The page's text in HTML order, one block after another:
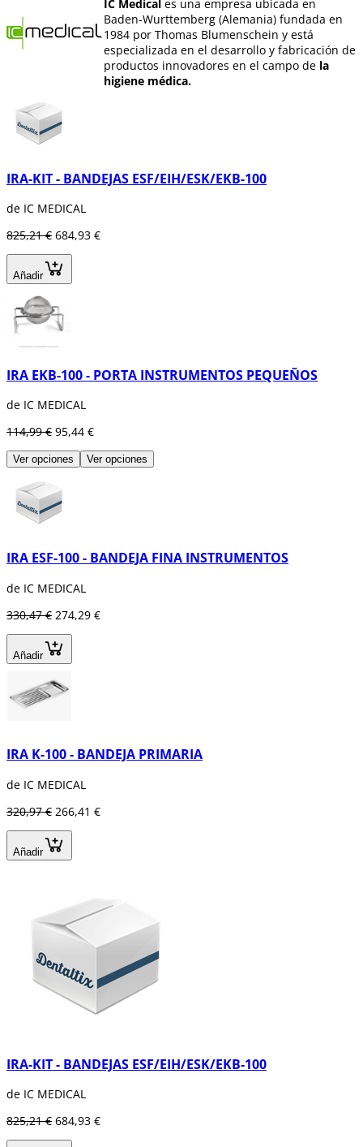
IC Medical es una empresa ubicada en
Baden-Wurttemberg (Alemania) fundada en
1984 por Thomas Blumenschein y está
especializada en el desarrollo y fabricación de
productos innovadores en el campo de la
higiene médica.
productos con facilidad de manejo y un
IRA-KIT - BANDEJAS ESF/EIH/ESK/EKB-100
de IC MEDICAL
825,21 € 684,93 €
Añadir
IRA EKB-100 - PORTA INSTRUMENTOS PEQUEÑOS
de IC MEDICAL
114,99 € 95,44 €
Ver opciones Ver opciones
IRA ESF-100 - BANDEJA FINA INSTRUMENTOS
de IC MEDICAL
330,47 € 274,29 €
Añadir
IRA K-100 - BANDEJA PRIMARIA
de IC MEDICAL
320,97 € 266,41 €
Añadir
IRA-KIT - BANDEJAS ESF/EIH/ESK/EKB-100
de IC MEDICAL
825,21 € 684,93 €